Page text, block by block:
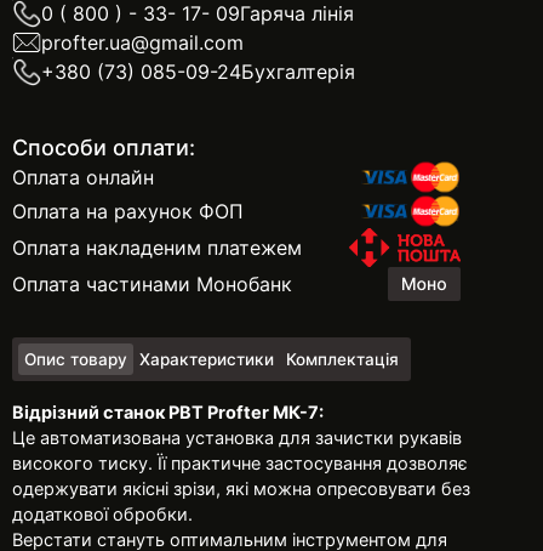
0 ( 800 ) - 33- 17- 09Гаряча лінія
profter.ua@gmail.com
+380 (73) 085-09-24Бухгалтерія
Способи оплати:
Оплата онлайн
Оплата на рахунок ФОП
Оплата накладеним платежем
Оплата частинами Монобанк
Опис товару Характеристики Комплектація
Відрізний станок РВТ Profter МК-7:
Це автоматизована установка для зачистки рукавів
високого тиску. Її практичне застосування дозволяє
одержувати якісні зрізи, які можна опресовувати без
додаткової обробки.
Верстати стануть оптимальним інструментом для